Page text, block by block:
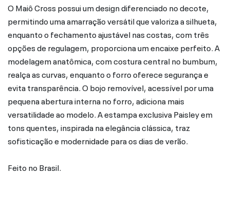
O Maiô Cross possui um design diferenciado no decote,
permitindo uma amarração versátil que valoriza a silhueta,
enquanto o fechamento ajustável nas costas, com três
opções de regulagem, proporciona um encaixe perfeito. A
modelagem anatômica, com costura central no bumbum,
realça as curvas, enquanto o forro oferece segurança e
evita transparência. O bojo removível, acessível por uma
pequena abertura interna no forro, adiciona mais
versatilidade ao modelo. A estampa exclusiva Paisley em
tons quentes, inspirada na elegância clássica, traz
sofisticação e modernidade para os dias de verão.
Feito no Brasil.